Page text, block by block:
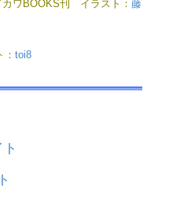
ワBOOKS刊 イラスト： 藤
toi8